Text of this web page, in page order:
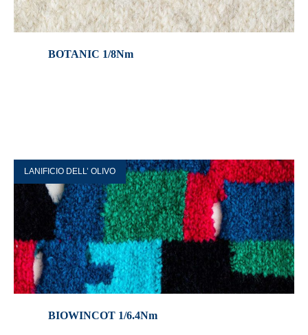
BOTANIC 1/8Nm
LANIFICIO DELL’ OLIVO
BIOWINCOT 1/6.4Nm